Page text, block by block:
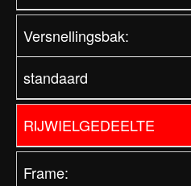
Versnellingsbak:
standaard
RIJWIELGEDEELTE
Frame: